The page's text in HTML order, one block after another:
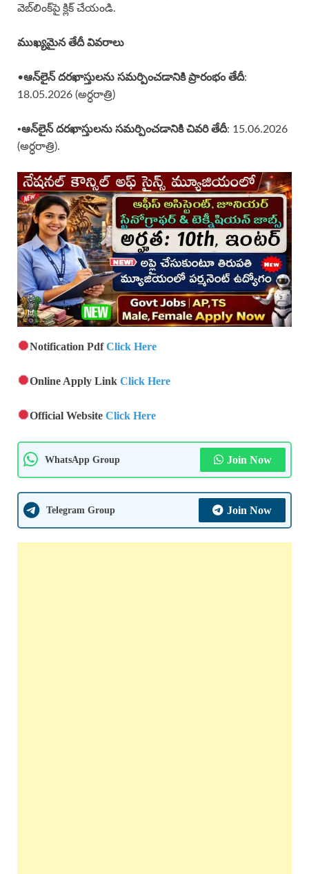
వెబ్‌లింక్‌పై క్లిక్ చేయండి.
ముఖ్యమైన తేదీ వివరాలు
•ఆన్‌లైన్‌ దరఖాస్తులను సమర్పించడానికి ప్రారంభం తేదీ:
18.05.2026 (అర్ధరాత్రి)
•ఆన్‌లైన్ దరఖాస్తులను సమర్పించడానికి చివరి తేదీ: 15.06.2026
(అర్ధరాత్రి).
Notification PdfClick Here
Online Apply LinkClick Here
Official WebsiteClick Here
WhatsApp Group Join Now
Telegram Group Join Now